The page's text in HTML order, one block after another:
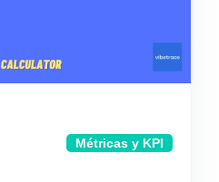
Métricas y KPI